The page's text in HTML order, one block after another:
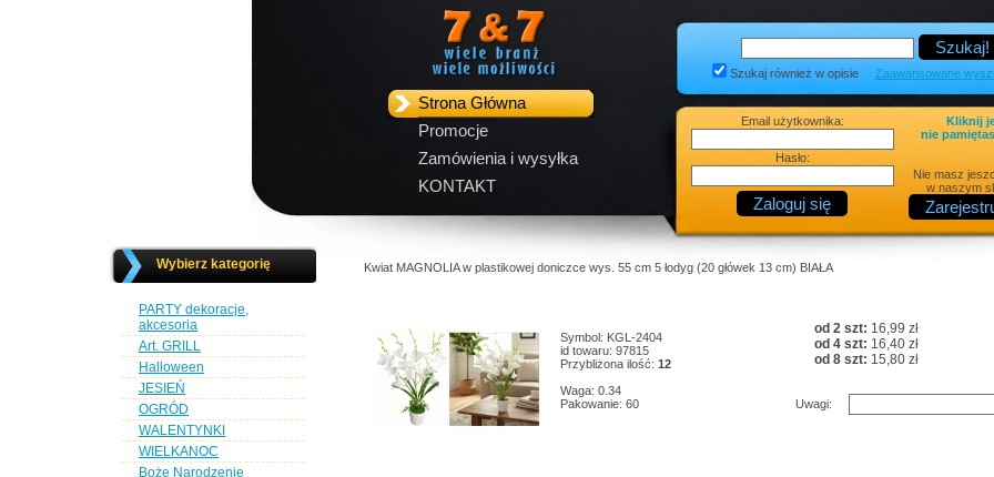
Strona Główna
Promocje
Zamówienia i wysyłka
KONTAKT
Szukaj również w opisie Zaawansowane
Email użytkownika:
Hasło:
Kliknij
nie
Nie masz
w naszym
Wybierz kategorię
PARTY dekoracje,
akcesoria
Art. GRILL
Halloween
JESIEŃ
OGRÓD
WALENTYNKI
WIELKANOC
Boże Narodzenie
Kwiat MAGNOLIA w plastikowej doniczce wys. 55 cm 5 łodyg (20 główek 13 cm) BIAŁA
Symbol: KGL-2404
id towaru: 97815
Przybliżona ilość: 12
Waga: 0.34
Pakowanie: 60
od 2 szt: 16,99 zł
od 4 szt: 16,40 zł
od 8 szt: 15,80 zł
Uwagi: